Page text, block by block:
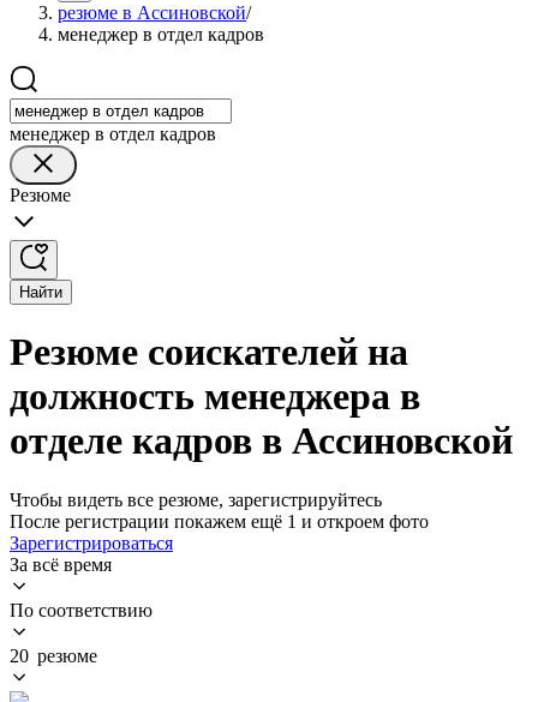
резюме в Ассиновской/
менеджер в отдел кадров
менеджер в отдел кадров
Резюме
Найти
Резюме соискателей на
должность менеджера в
отделе кадров в Ассиновской
Чтобы видеть все резюме, зарегистрируйтесь
После регистрации покажем ещё 1 и откроем фото
Зарегистрироваться
За всё время
По соответствию
20 резюме